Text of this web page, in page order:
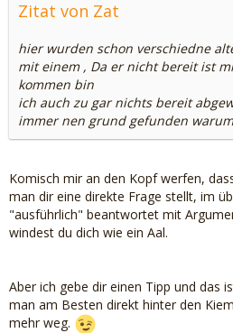
Zitat von Zat
hier wurden schon verschiedne
mit einem , Da er nicht bereit ist
kommen bin
ich auch zu gar nichts bereit
immer nen grund gefunden
Komisch mir an den Kopf werfen,
man dir eine direkte Frage stellt, im
"ausführlich" beantwortet mit
windest du dich wie ein Aal.
Aber ich gebe dir einen Tipp und das
man am Besten direkt hinter den
mehr weg.